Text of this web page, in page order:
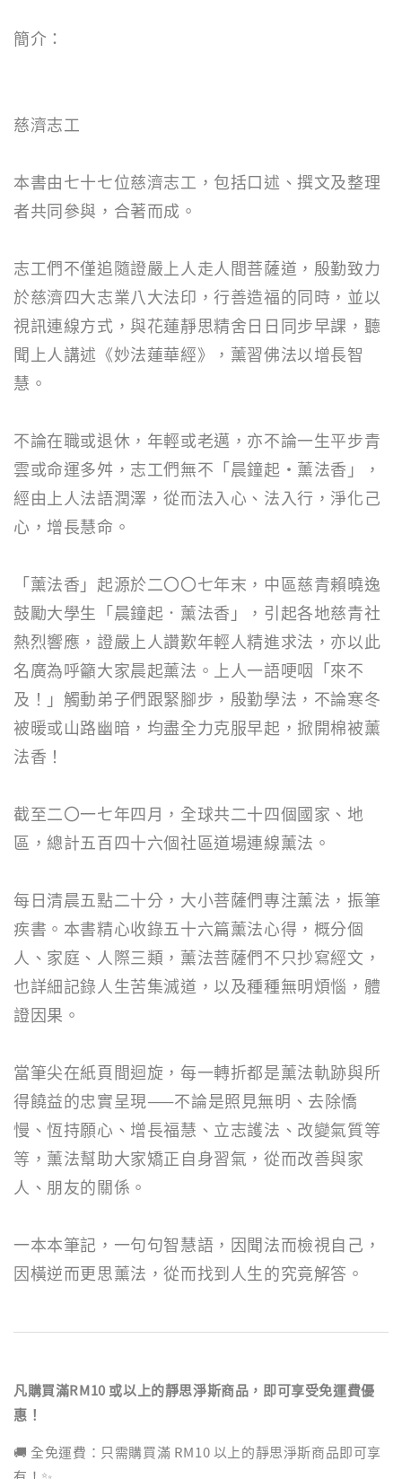
簡介：
慈濟志工
本書由七十七位慈濟志工，包括口述、撰文及整理
者共同參與，合著而成。
志工們不僅追隨證嚴上人走人間菩薩道，殷勤致力
於慈濟四大志業八大法印，行善造福的同時，並以
視訊連線方式，與花蓮靜思精舍日日同步早課，聽
聞上人講述《妙法蓮華經》，薰習佛法以增長智
慧。
不論在職或退休，年輕或老邁，亦不論一生平步青
雲或命運多舛，志工們無不「晨鐘起•薰法香」，
經由上人法語潤澤，從而法入心、法入行，淨化己
心，增長慧命。
「薰法香」起源於二〇〇七年末，中區慈青賴曉逸
鼓勵大學生「晨鐘起．薰法香」，引起各地慈青社
熱烈響應，證嚴上人讚歎年輕人精進求法，亦以此
名廣為呼籲大家晨起薰法。上人一語哽咽「來不
及！」觸動弟子們跟緊腳步，殷勤學法，不論寒冬
被暖或山路幽暗，均盡全力克服早起，掀開棉被薰
法香！
截至二〇一七年四月，全球共二十四個國家、地
區，總計五百四十六個社區道場連線薰法。
每日清晨五點二十分，大小菩薩們專注薰法，振筆
疾書。本書精心收錄五十六篇薰法心得，概分個
人、家庭、人際三類，薰法菩薩們不只抄寫經文，
也詳細記錄人生苦集滅道，以及種種無明煩惱，體
證因果。
當筆尖在紙頁間迴旋，每一轉折都是薰法軌跡與所
得饒益的忠實呈現——不論是照見無明、去除憍
慢、恆持願心、增長福慧、立志護法、改變氣質等
等，薰法幫助大家矯正自身習氣，從而改善與家
人、朋友的關係。
一本本筆記，一句句智慧語，因聞法而檢視自己，
因橫逆而更思薰法，從而找到人生的究竟解答。
凡購買滿RM10 或以上的靜思淨斯商品，即可享受免運費優
惠！
🚚 全免運費：只需購買滿 RM10 以上的靜思淨斯商品即可享